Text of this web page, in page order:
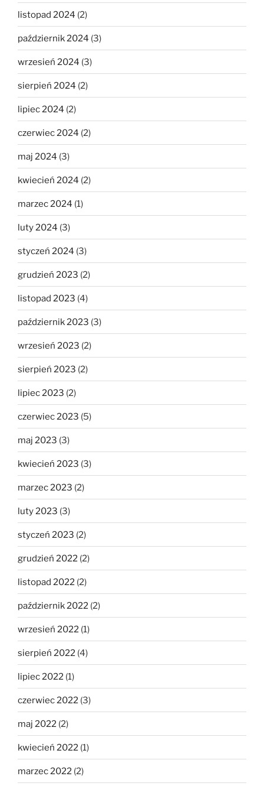
listopad 2024 (2)
październik 2024 (3)
wrzesień 2024 (3)
sierpień 2024 (2)
lipiec 2024 (2)
czerwiec 2024 (2)
maj 2024 (3)
kwiecień 2024 (2)
marzec 2024 (1)
luty 2024 (3)
styczeń 2024 (3)
grudzień 2023 (2)
listopad 2023 (4)
październik 2023 (3)
wrzesień 2023 (2)
sierpień 2023 (2)
lipiec 2023 (2)
czerwiec 2023 (5)
maj 2023 (3)
kwiecień 2023 (3)
marzec 2023 (2)
luty 2023 (3)
styczeń 2023 (2)
grudzień 2022 (2)
listopad 2022 (2)
październik 2022 (2)
wrzesień 2022 (1)
sierpień 2022 (4)
lipiec 2022 (1)
czerwiec 2022 (3)
maj 2022 (2)
kwiecień 2022 (1)
marzec 2022 (2)